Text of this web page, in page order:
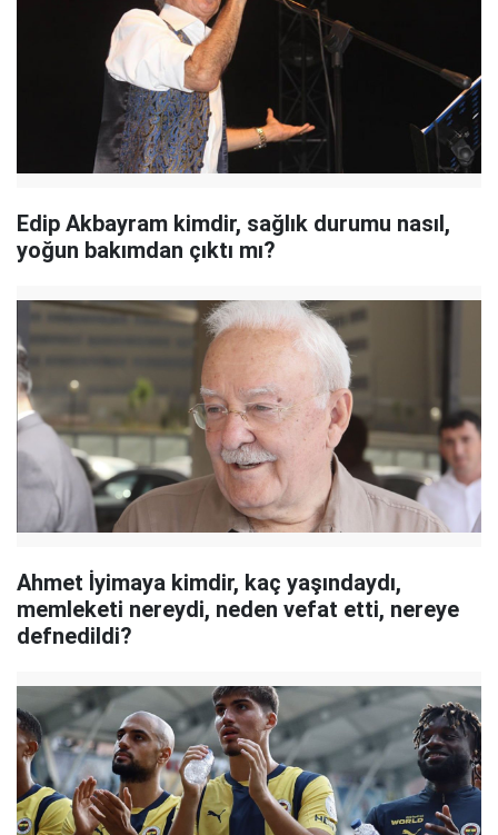
Edip Akbayram kimdir, sağlık durumu nasıl,
yoğun bakımdan çıktı mı?
Ahmet İyimaya kimdir, kaç yaşındaydı,
memleketi nereydi, neden vefat etti, nereye
defnedildi?